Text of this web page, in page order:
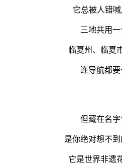
它总被人错
三地共用
临夏州、临夏
连导航都
但藏在名字
是你绝对想不
它是世界非遗